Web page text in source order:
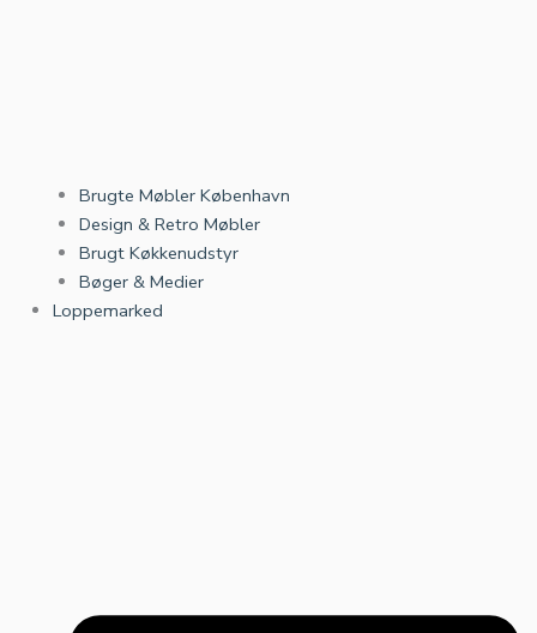
Brugte Møbler København
Design & Retro Møbler
Brugt Køkkenudstyr
Bøger & Medier
Loppemarked